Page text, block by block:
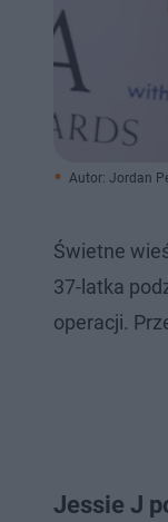
Autor: Jordan
Świetne
37-latka
operacji.
Jessie J